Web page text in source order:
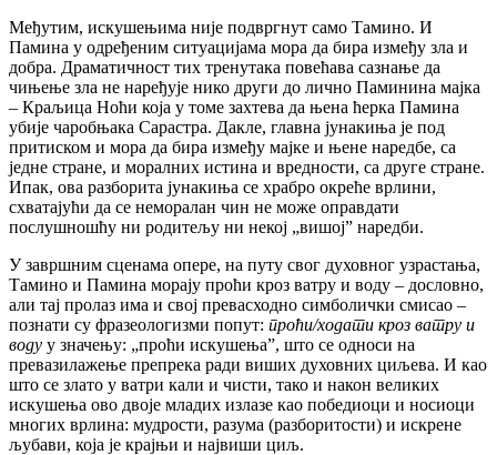
Међутим, искушењима није подвргнут само Тамино. И
Памина у одређеним ситуацијама мора да бира између зла и
добра. Драматичност тих тренутака повећава сазнање да
чињење зла не наређује нико други до лично Паминина мајка
– Краљица Ноћи која у томе захтева да њена ћерка Памина
убије чаробњака Сарастра. Дакле, главна јунакиња је под
притиском и мора да бира између мајке и њене наредбе, са
једне стране, и моралних истина и вредности, са друге стране.
Ипак, ова разборита јунакиња се храбро окреће врлини,
схватајући да се неморалан чин не може оправдати
послушношћу ни родитељу ни некој „вишој” наредби.
У завршним сценама опере, на путу свог духовног узрастања,
Тамино и Памина морају проћи кроз ватру и воду – дословно,
али тај пролаз има и свој превасходнo симболички смисао –
познати су фразеологизми попут: проћи/ходати кроз ватру и
воду у значењу: „проћи искушења”, што се односи на
превазилажење препрека ради виших духовних циљева. И као
што се злато у ватри кали и чисти, тако и након великих
искушења ово двоје младих излазе као победиоци и носиоци
многих врлина: мудрости, разума (разборитости) и искрене
љубави, која је крајњи и највиши циљ.